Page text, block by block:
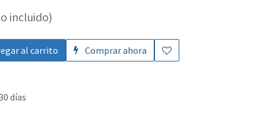
incluido)
al carrito Comprar ahora
días